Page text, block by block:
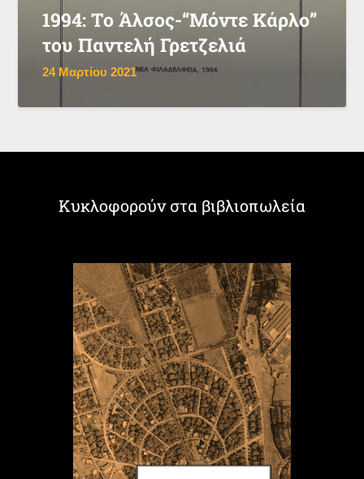
1994: Το Άλσος-“Μόντε Κάρλο”
του Παντελή Γρετζελιά
24 Μαρτίου 2021
Κυκλοφορούν στα βιβλιοπωλεία